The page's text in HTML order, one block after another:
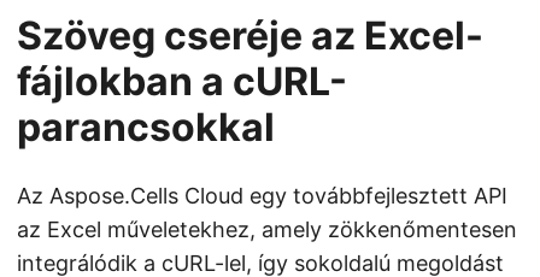
Szöveg cseréje az Excel-
fájlokban a cURL-
parancsokkal
Az Aspose.Cells Cloud egy továbbfejlesztett API
az Excel műveletekhez, amely zökkenőmentesen
integrálódik a cURL-lel, így sokoldalú megoldást